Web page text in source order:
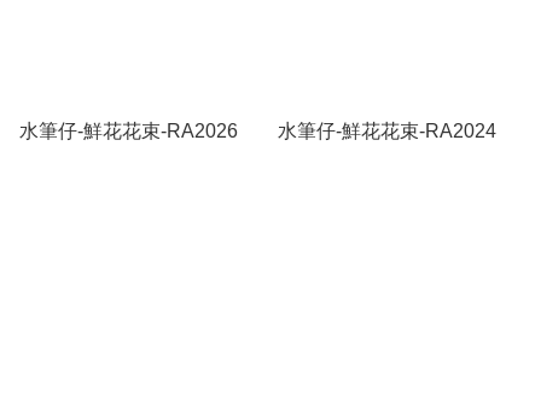
水筆仔-鮮花花束-RA2026 水筆仔-鮮花花束-RA2024